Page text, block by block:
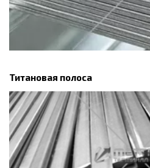
Титановая полоса